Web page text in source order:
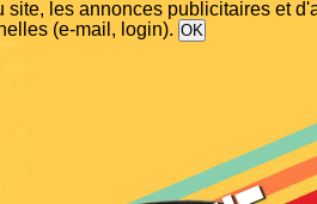
les annonces publicitaires et
(e-mail, login).